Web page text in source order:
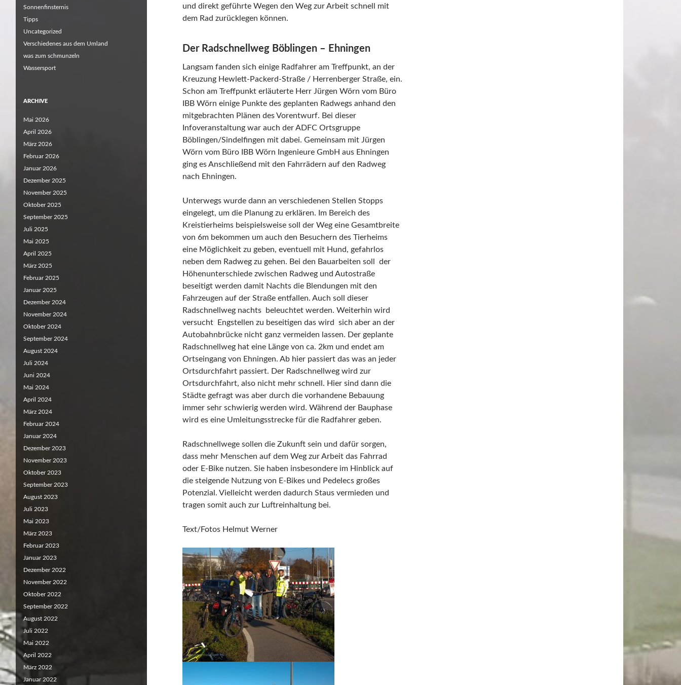
und direkt geführte Wegen den Weg zur Arbeit schnell mit
dem Rad zurücklegen können.
Der Radschnellweg Böblingen – Ehningen
Langsam fanden sich einige Radfahrer am Treffpunkt, an der
Kreuzung Hewlett-Packerd-Straße / Herrenberger Straße, ein.
Schon am Treffpunkt erläuterte Herr Jürgen Wörn vom Büro
IBB Wörn einige Punkte des geplanten Radwegs anhand den
mitgebrachten Plänen des Vorentwurf. Bei dieser
Infoveranstaltung war auch der ADFC Ortsgruppe
Böblingen/Sindelfingen mit dabei. Gemeinsam mit Jürgen
Wörn vom Büro IBB Wörn Ingenieure GmbH aus Ehningen
ging es Anschließend mit den Fahrrädern auf den Radweg
nach Ehningen.
Unterwegs wurde dann an verschiedenen Stellen Stopps
eingelegt, um die Planung zu erklären. Im Bereich des
Kreistierheims beispielsweise soll der Weg eine Gesamtbreite
von 6m bekommen um auch den Besuchern des Tierheims
eine Möglichkeit zu geben, eventuell mit Hund, gefahrlos
neben dem Radweg zu gehen. Bei den Bauarbeiten soll der
Höhenunterschiede zwischen Radweg und Autostraße
beseitigt werden damit Nachts die Blendungen mit den
Fahrzeugen auf der Straße entfallen. Auch soll dieser
Radschnellweg nachts beleuchtet werden. Weiterhin wird
versucht Engstellen zu beseitigen das wird sich aber an der
Autobahnbrücke nicht ganz vermeiden lassen. Der geplante
Radschnellweg hat eine Länge von ca. 2km und endet am
Ortseingang von Ehningen. Ab hier passiert das was an jeder
Ortsdurchfahrt passiert. Der Radschnellweg wird zur
Ortsdurchfahrt, also nicht mehr schnell. Hier sind dann die
Städte gefragt was aber durch die vorhandene Bebauung
immer sehr schwierig werden wird. Während der Bauphase
wird es eine Umleitungsstrecke für die Radfahrer geben.
Radschnellwege sollen die Zukunft sein und dafür sorgen,
dass mehr Menschen auf dem Weg zur Arbeit das Fahrrad
oder E-Bike nutzen. Sie haben insbesondere im Hinblick auf
die steigende Nutzung von E-Bikes und Pedelecs großes
Potenzial. Vielleicht werden dadurch Staus vermieden und
tragen somit auch zur Luftreinhaltung bei.
Text/Fotos Helmut Werner
Sonnenfinsternis
Tipps
Uncategorized
Verschiedenes aus dem Umland
was zum schmunzeln
Wassersport
ARCHIVE
Mai 2026
April 2026
März 2026
Februar 2026
Januar 2026
Dezember 2025
November 2025
Oktober 2025
September 2025
Juli 2025
Mai 2025
April 2025
März 2025
Februar 2025
Januar 2025
Dezember 2024
November 2024
Oktober 2024
September 2024
August 2024
Juli 2024
Juni 2024
Mai 2024
April 2024
März 2024
Februar 2024
Januar 2024
Dezember 2023
November 2023
Oktober 2023
September 2023
August 2023
Juli 2023
Mai 2023
März 2023
Februar 2023
Januar 2023
Dezember 2022
November 2022
Oktober 2022
September 2022
August 2022
Juli 2022
Mai 2022
April 2022
März 2022
Januar 2022